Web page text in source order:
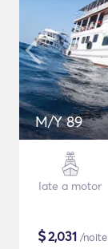
M/Y 89
Iate a motor
$2,031 /noite